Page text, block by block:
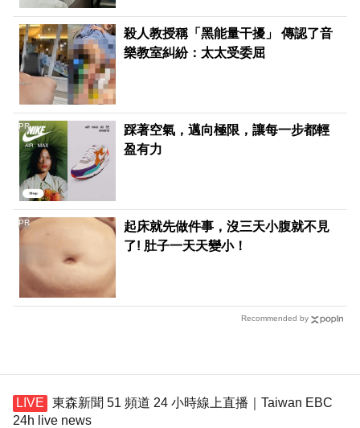
殺人教授稱「黑能量干擾」 傳認了音
樂教室糾紛：太太受委屈
踩著空氣，邁向極限，讓每一步都輕
盈有力
PR
起床就先做件事，沒三天小腹就不見
了! 肚子一天天變小！
PR
Recommended by
東森新聞 51 頻道 24 小時線上直播｜Taiwan EBC
24h live news